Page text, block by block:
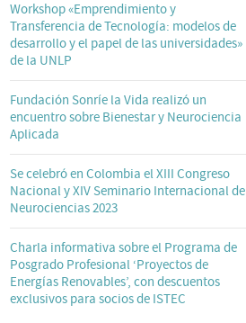
Workshop «Emprendimiento y
Transferencia de Tecnología: modelos de
desarrollo y el papel de las universidades»
de la UNLP
Fundación Sonríe la Vida realizó un
encuentro sobre Bienestar y Neurociencia
Aplicada
Se celebró en Colombia el XIII Congreso
Nacional y XIV Seminario Internacional de
Neurociencias 2023
Charla informativa sobre el Programa de
Posgrado Profesional ‘Proyectos de
Energías Renovables’, con descuentos
exclusivos para socios de ISTEC